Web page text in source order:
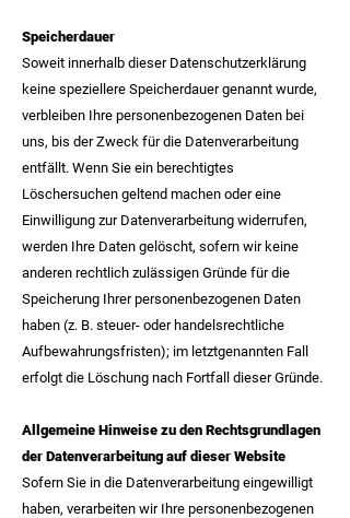
Speicherdauer
Soweit innerhalb dieser Datenschutzerklärung
keine speziellere Speicherdauer genannt wurde,
verbleiben Ihre personenbezogenen Daten bei
uns, bis der Zweck für die Datenverarbeitung
entfällt. Wenn Sie ein berechtigtes
Löschersuchen geltend machen oder eine
Einwilligung zur Datenverarbeitung widerrufen,
werden Ihre Daten gelöscht, sofern wir keine
anderen rechtlich zulässigen Gründe für die
Speicherung Ihrer personenbezogenen Daten
haben (z. B. steuer- oder handelsrechtliche
Aufbewahrungsfristen); im letztgenannten Fall
erfolgt die Löschung nach Fortfall dieser Gründe.
Allgemeine Hinweise zu den Rechtsgrundlagen
der Datenverarbeitung auf dieser Website
Sofern Sie in die Datenverarbeitung eingewilligt
haben, verarbeiten wir Ihre personenbezogenen